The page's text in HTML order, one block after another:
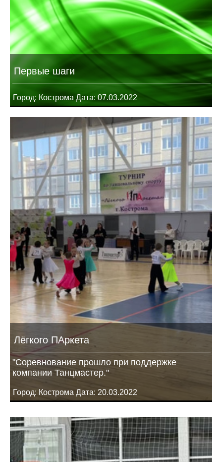
Первые шаги
Город: Кострома Дата: 07.03.2022
Лёгкого ПАркета
"Соревнование прошло при поддержке
компании Танцмастер."
Город: Кострома Дата: 20.03.2022